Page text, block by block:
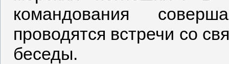
командования
проводятся встречи со
беседы.